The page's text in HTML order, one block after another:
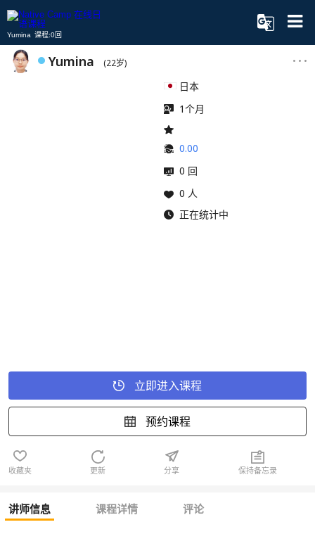
Yumina 课程:0回
Yumina (22岁)
日本
1个月
0.00
0 回
0 人
正在统计中
立即进入课程
预约课程
收藏夹 更新 分享 保持备忘录
讲师信息 课程详情 评论